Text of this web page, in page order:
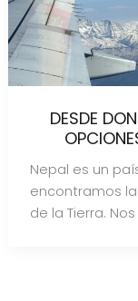
DESDE
Nepal es un
encontramos
de la Tierra.